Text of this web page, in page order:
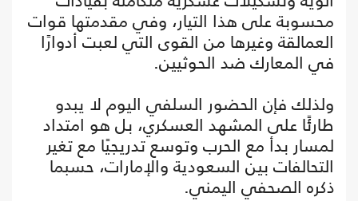
محسوبة على هذا التيار، وفي مقدمتها قوات
العمالقة وغيرها من القوى التي لعبت أدوارًا
في المعارك ضد الحوثيين.
ولذلك فإن الحضور السلفي اليوم لا يبدو
طارئًا على المشهد العسكري، بل هو امتداد
لمسار بدأ مع الحرب وتوسع تدريجيًا مع تغير
التحالفات بين السعودية والإمارات، حسبما
ذكره الصحفي اليمني.